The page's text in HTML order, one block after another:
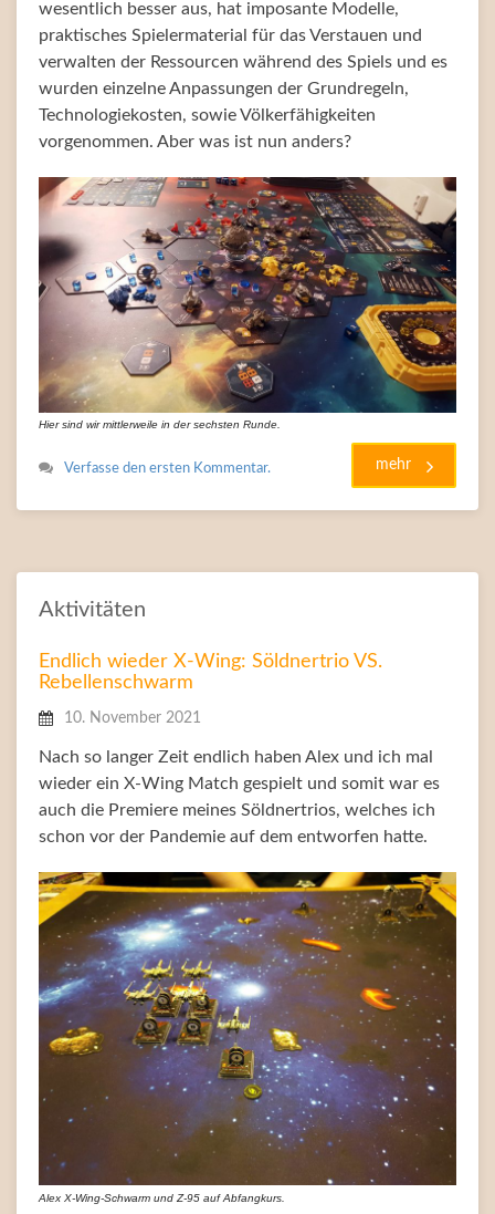
wesentlich besser aus, hat imposante Modelle,
praktisches Spielermaterial für das Verstauen und
verwalten der Ressourcen während des Spiels und es
wurden einzelne Anpassungen der Grundregeln,
Technologiekosten, sowie Völkerfähigkeiten
vorgenommen. Aber was ist nun anders?
Hier sind wir mittlerweile in der sechsten Runde.
Verfasse den ersten Kommentar. mehr
Aktivitäten
Endlich wieder X-Wing: Söldnertrio VS.
Rebellenschwarm
10. November 2021
Nach so langer Zeit endlich haben Alex und ich mal
wieder ein X-Wing Match gespielt und somit war es
auch die Premiere meines Söldnertrios, welches ich
schon vor der Pandemie auf dem entworfen hatte.
Alex X-Wing-Schwarm und Z-95 auf Abfangkurs.